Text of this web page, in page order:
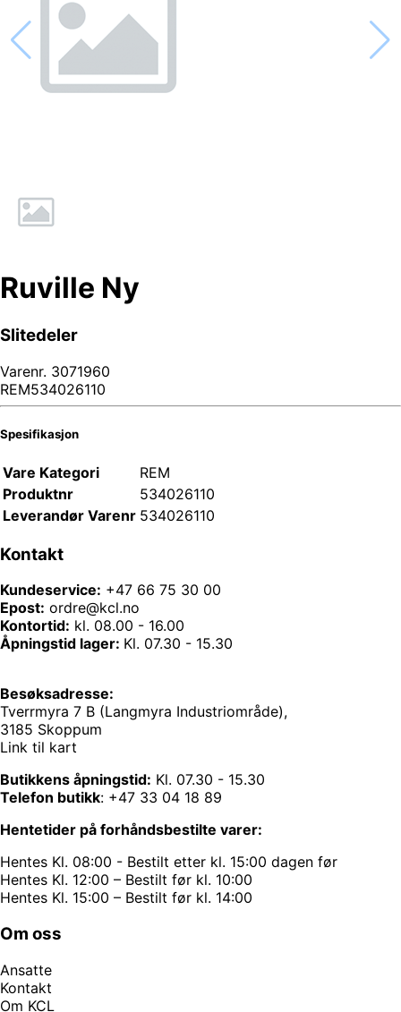
Ruville Ny
Slitedeler
Varenr. 3071960
REM534026110
Spesifikasjon
Vare Kategori
REM
Produktnr
534026110
Leverandør Varenr 534026110
Kontakt
Kundeservice: +47 66 75 30 00
Epost: ordre@kcl.no
Kontortid: kl. 08.00 - 16.00
Åpningstid lager: Kl. 07.30 - 15.30
Besøksadresse:
Tverrmyra 7 B (Langmyra Industriområde),
3185 Skoppum
Link til kart
Butikkens åpningstid: Kl. 07.30 - 15.30
Telefon butikk: +47 33 04 18 89
Hentetider på forhåndsbestilte varer:
Hentes Kl. 08:00 - Bestilt etter kl. 15:00 dagen før
Hentes Kl. 12:00 – Bestilt før kl. 10:00
Hentes Kl. 15:00 – Bestilt før kl. 14:00
Om oss
Ansatte
Kontakt
Om KCL